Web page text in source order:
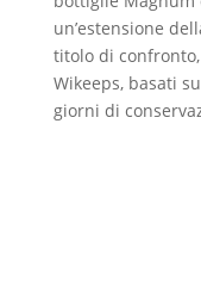
un’estensione
titolo di
Wikeeps, basati
giorni di